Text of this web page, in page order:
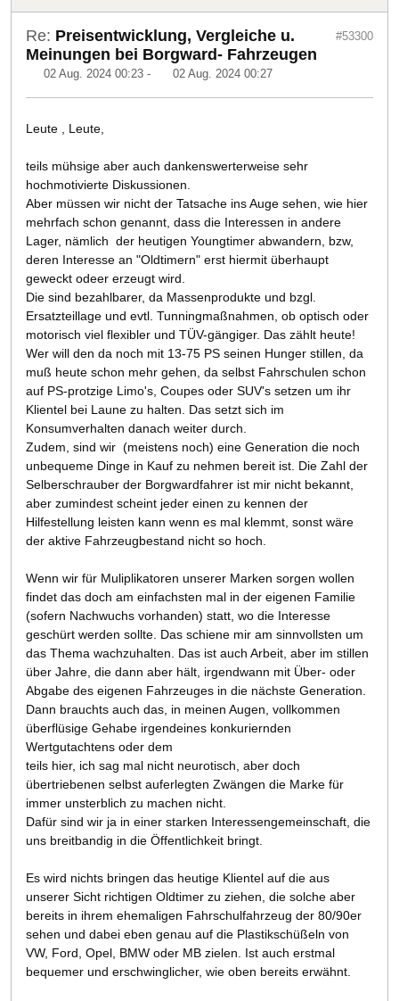
Re: Preisentwicklung, Vergleiche u.
Meinungen bei Borgward- Fahrzeugen
02 Aug. 2024 00:23 - 02 Aug. 2024 00:27
#53300
Leute , Leute,
teils mühsige aber auch dankenswerterweise sehr
hochmotivierte Diskussionen.
Aber müssen wir nicht der Tatsache ins Auge sehen, wie hier
mehrfach schon genannt, dass die Interessen in andere
Lager, nämlich der heutigen Youngtimer abwandern, bzw,
deren Interesse an "Oldtimern" erst hiermit überhaupt
geweckt odeer erzeugt wird.
Die sind bezahlbarer, da Massenprodukte und bzgl.
Ersatzteillage und evtl. Tunningmaßnahmen, ob optisch oder
motorisch viel flexibler und TÜV-gängiger. Das zählt heute!
Wer will den da noch mit 13-75 PS seinen Hunger stillen, da
muß heute schon mehr gehen, da selbst Fahrschulen schon
auf PS-protzige Limo's, Coupes oder SUV's setzen um ihr
Klientel bei Laune zu halten. Das setzt sich im
Konsumverhalten danach weiter durch.
Zudem, sind wir (meistens noch) eine Generation die noch
unbequeme Dinge in Kauf zu nehmen bereit ist. Die Zahl der
Selberschrauber der Borgwardfahrer ist mir nicht bekannt,
aber zumindest scheint jeder einen zu kennen der
Hilfestellung leisten kann wenn es mal klemmt, sonst wäre
der aktive Fahrzeugbestand nicht so hoch.
Wenn wir für Muliplikatoren unserer Marken sorgen wollen
findet das doch am einfachsten mal in der eigenen Familie
(sofern Nachwuchs vorhanden) statt, wo die Interesse
geschürt werden sollte. Das schiene mir am sinnvollsten um
das Thema wachzuhalten. Das ist auch Arbeit, aber im stillen
über Jahre, die dann aber hält, irgendwann mit Über- oder
Abgabe des eigenen Fahrzeuges in die nächste Generation.
Dann brauchts auch das, in meinen Augen, vollkommen
überflüsige Gehabe irgendeines konkuriernden
Wertgutachtens oder dem
teils hier, ich sag mal nicht neurotisch, aber doch
übertriebenen selbst auferlegten Zwängen die Marke für
immer unsterblich zu machen nicht.
Dafür sind wir ja in einer starken Interessengemeinschaft, die
uns breitbandig in die Öffentlichkeit bringt.
Es wird nichts bringen das heutige Klientel auf die aus
unserer Sicht richtigen Oldtimer zu ziehen, die solche aber
bereits in ihrem ehemaligen Fahrschulfahrzeug der 80/90er
sehen und dabei eben genau auf die Plastikschüßeln von
VW, Ford, Opel, BMW oder MB zielen. Ist auch erstmal
bequemer und erschwinglicher, wie oben bereits erwähnt.